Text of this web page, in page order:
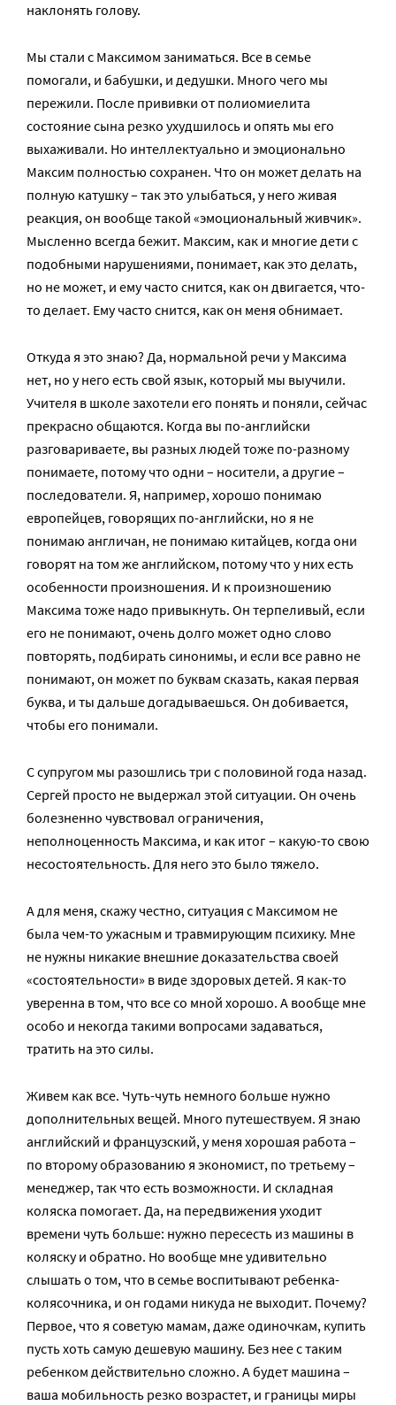
наклонять голову.
Мы стали с Максимом заниматься. Все в семье
помогали, и бабушки, и дедушки. Много чего мы
пережили. После прививки от полиомиелита
состояние сына резко ухудшилось и опять мы его
выхаживали. Но интеллектуально и эмоционально
Максим полностью сохранен. Что он может делать на
полную катушку – так это улыбаться, у него живая
реакция, он вообще такой «эмоциональный живчик».
Мысленно всегда бежит. Максим, как и многие дети с
подобными нарушениями, понимает, как это делать,
но не может, и ему часто снится, как он двигается, что-
то делает. Ему часто снится, как он меня обнимает.
Откуда я это знаю? Да, нормальной речи у Максима
нет, но у него есть свой язык, который мы выучили.
Учителя в школе захотели его понять и поняли, сейчас
прекрасно общаются. Когда вы по-английски
разговариваете, вы разных людей тоже по-разному
понимаете, потому что одни – носители, а другие –
последователи. Я, например, хорошо понимаю
европейцев, говорящих по-английски, но я не
понимаю англичан, не понимаю китайцев, когда они
говорят на том же английском, потому что у них есть
особенности произношения. И к произношению
Максима тоже надо привыкнуть. Он терпеливый, если
его не понимают, очень долго может одно слово
повторять, подбирать синонимы, и если все равно не
понимают, он может по буквам сказать, какая первая
буква, и ты дальше догадываешься. Он добивается,
чтобы его понимали.
С супругом мы разошлись три с половиной года назад.
Сергей просто не выдержал этой ситуации. Он очень
болезненно чувствовал ограничения,
неполноценность Максима, и как итог – какую-то свою
несостоятельность. Для него это было тяжело.
А для меня, скажу честно, ситуация с Максимом не
была чем-то ужасным и травмирующим психику. Мне
не нужны никакие внешние доказательства своей
«состоятельности» в виде здоровых детей. Я как-то
уверенна в том, что все со мной хорошо. А вообще мне
особо и некогда такими вопросами задаваться,
тратить на это силы.
Живем как все. Чуть-чуть немного больше нужно
дополнительных вещей. Много путешествуем. Я знаю
английский и французский, у меня хорошая работа –
по второму образованию я экономист, по третьему –
менеджер, так что есть возможности. И складная
коляска помогает. Да, на передвижения уходит
времени чуть больше: нужно пересесть из машины в
коляску и обратно. Но вообще мне удивительно
слышать о том, что в семье воспитывают ребенка-
колясочника, и он годами никуда не выходит. Почему?
Первое, что я советую мамам, даже одиночкам, купить
пусть хоть самую дешевую машину. Без нее с таким
ребенком действительно сложно. А будет машина –
ваша мобильность резко возрастет, и границы миры